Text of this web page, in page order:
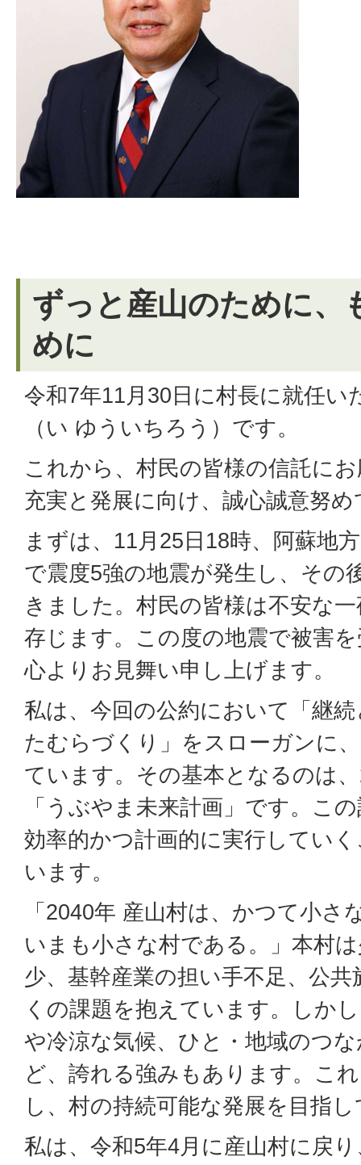
ずっと産山のために、
めに
令和7年11月30日に村長に就任い
（い ゆういちろう）です。
これから、村民の皆様の信託に
充実と発展に向け、誠心誠意努
まずは、11月25日18時、阿蘇地
で震度5強の地震が発生し、その
きました。村民の皆様は不安な
存じます。この度の地震で被害
心よりお見舞い申し上げます。
私は、今回の公約において「継
たむらづくり」をスローガンに
ています。その基本となるのは
「うぶやま未来計画」です。こ
効率的かつ計画的に実行してい
います。
「2040年 産山村は、かつて小さ
いまも小さな村である。」本村
少、基幹産業の担い手不足、公
くの課題を抱えています。しか
や冷涼な気候、ひと・地域のつ
ど、誇れる強みもあります。こ
し、村の持続可能な発展を目指
私は、令和5年4月に産山村に戻